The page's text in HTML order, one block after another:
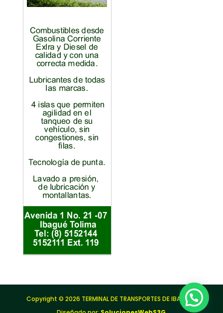
Copyright © 2026 TERMINAL DE TRANSPORTES DE IBAGUÉ |